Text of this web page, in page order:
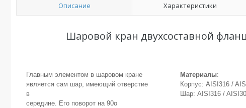
Описание Характеристики
Шаровой кран двухсоставной
Главным элементом в шаровом кране
является сам шар, имеющий отверстие
в
середине. Его поворот на 90o
Материалы:
Корпус: AISI316 /
Шар: AISI316 /